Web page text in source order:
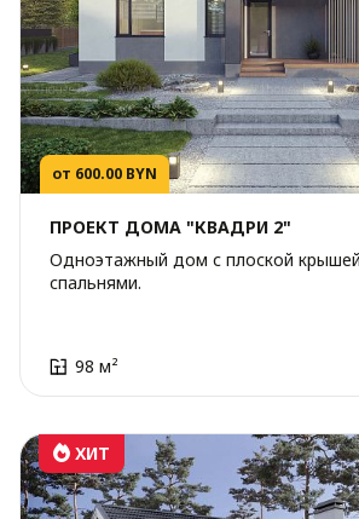
от 600.00 BYN
ПРОЕКТ ДОМА "КВАДРИ 2"
Одноэтажный дом с плоской
спальнями.
98 м²
ХИТ